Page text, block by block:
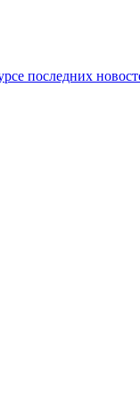
последних